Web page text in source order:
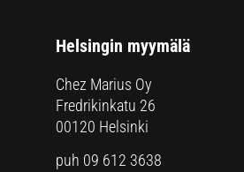
Helsingin myymälä
Chez Marius Oy
Fredrikinkatu 26
00120 Helsinki
puh 09 612 3638